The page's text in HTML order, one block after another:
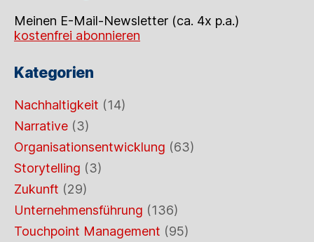
Meinen E-Mail-Newsletter (ca. 4x p.a.)
kostenfrei abonnieren
Kategorien
Nachhaltigkeit (14)
Narrative (3)
Organisationsentwicklung (63)
Storytelling (3)
Zukunft (29)
Unternehmensführung (136)
Touchpoint Management (95)